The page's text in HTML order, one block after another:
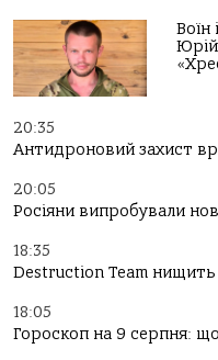
Воїн
20:35
Антидроновий захист
20:05
Росіяни випробували
18:35
Destruction Team нищить
18:05
Гороскоп на 9 серпня: